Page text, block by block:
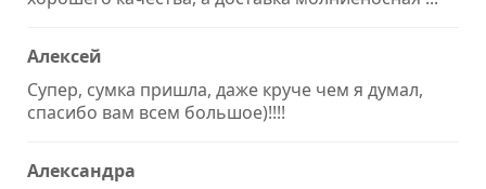
Алексей
Супер, сумка пришла, даже круче чем я думал,
спасибо вам всем большое)!!!!
Александра